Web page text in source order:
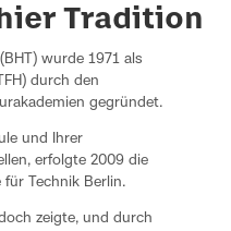
Tradition
wurde 1971 als
durch den
gegründet.
und Ihrer
erfolgte 2009 die
Technik Berlin.
zeigte, und durch